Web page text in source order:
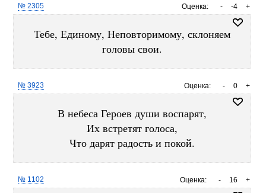
Оценка: +
-4
-
№ 2305
Тебе, Единому, Неповторимому, склоняем
головы свои.
Оценка: +
0
-
№ 3923
В небеса Героев души воспарят,
Их встретят голоса,
Что дарят радость и покой.
Оценка: +
16
-
№ 1102